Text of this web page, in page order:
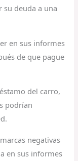
su deuda a una
en sus informes
de que pague
del carro,
podrían
negativas
en sus informes